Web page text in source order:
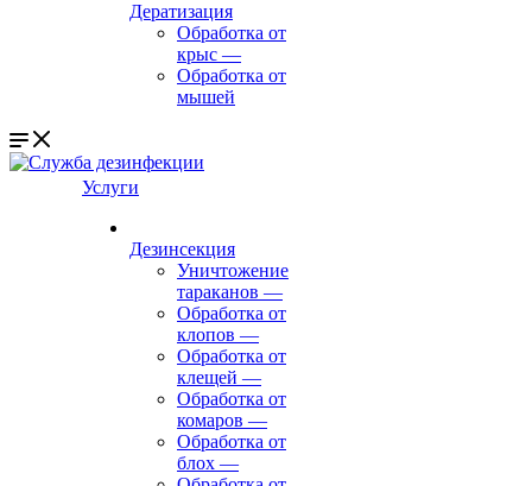
Дератизация
Обработка от
крыс —
Обработка от
мышей
Услуги
Дезинсекция
Уничтожение
тараканов —
Обработка от
клопов —
Обработка от
клещей —
Обработка от
комаров —
Обработка от
блох —